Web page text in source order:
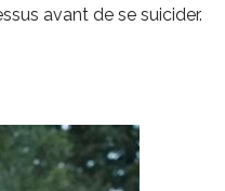
avant de se suicider.